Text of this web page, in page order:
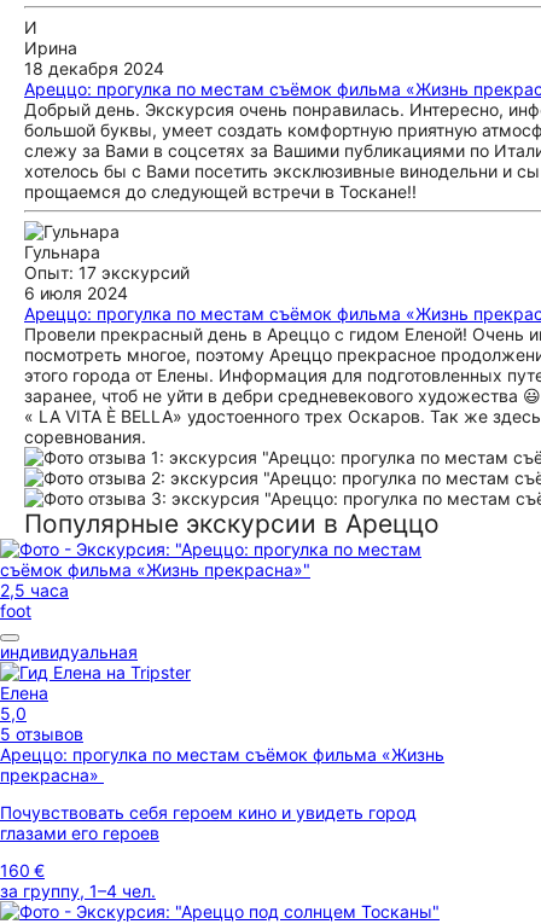
И
Ирина
18 декабря 2024
Ареццо: прогулка по местам съёмок фильма «Жизнь
Добрый день. Экскурсия очень понравилась. Интересно,
большой буквы, умеет создать комфортную приятную
слежу за Вами в соцсетях за Вашими публикациями по
хотелось бы с Вами посетить эксклюзивные винодельни и
прощаемся до следующей встречи в Тоскане!!
Гульнара
Опыт: 17 экскурсий
6 июля 2024
Ареццо: прогулка по местам съёмок фильма «Жизнь
Провели прекрасный день в Ареццо с гидом Еленой! Очень
посмотреть многое, поэтому Ареццо прекрасное
этого города от Елены. Информация для подготовленных
заранее, чтоб не уйти в дебри средневекового
« LA VITA È BELLA» удостоенного трех Оскаров. Так же
соревнования.
Популярные экскурсии в Ареццо
2,5 часа
foot
индивидуальная
Елена
5,0
5 отзывов
Ареццо: прогулка по местам съёмок фильма «Жизнь
прекрасна»
Почувствовать себя героем кино и увидеть город
глазами его героев
160 €
за группу, 1–4 чел.